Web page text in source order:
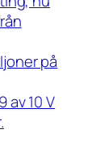
på
av 10 V